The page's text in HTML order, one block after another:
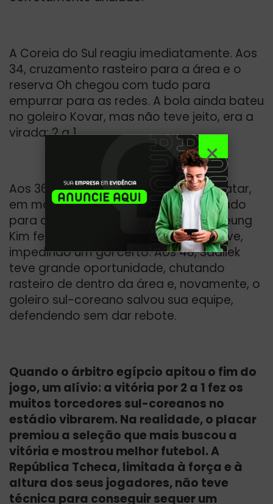
A Coreia do Sul reagiu imediatamente. Aos
34, cruzamento rasteiro para a área e o
reserva Oh chegou com tudo para
empurrar para as redes. A bola ainda bateu
no goleiro Kovar, mas não teve jeito, era a
virada: 2 a 1.
Aos 36, Hlozek teve a chance de empatar,
em mais uma jogada de lateral cobrado
para dentro da área, mas o goleiro Seung
Kim fez uma bela defesa no pé da trave,
impedindo um gol certo. Aos 48, Sadilek
teve grande oportunidade, chutando
rasteiro de dentro da área e, novamente, o
goleiro sul-coreano salvou sua equipe,
defendendo sem dar rebote.
Quando o árbitro egípcio apitou o fim do
jogo, um alívio: a vitória por 2 a 1 fez os
muitos torcedores sul-coreanos no
estádio vibrarem. Na realidade, o placar
premiou a seleção que mais buscou a
vitória e mostrou melhor futebol. A
República Tcheca, limitada à força e à
altura dos seus jogadores, não teve
técnica para conseguir sequer um